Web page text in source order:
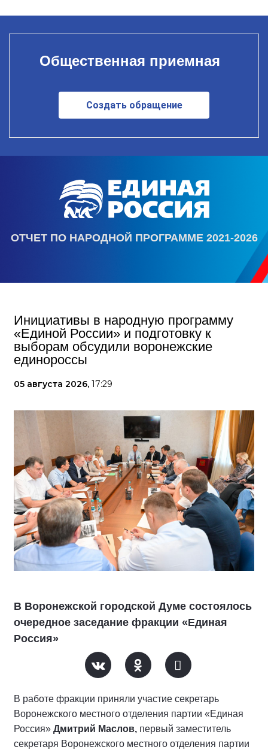
Общественная приемная
Создать обращение
ОТЧЕТ ПО НАРОДНОЙ ПРОГРАММЕ 2021-2026
Инициативы в народную программу
«Единой России» и подготовку к
выборам обсудили воронежские
единороссы
05 августа 2026, 17:29
В Воронежской городской Думе состоялось
очередное заседание фракции «Единая
Россия»
В работе фракции приняли участие секретарь
Воронежского местного отделения партии «Единая
Россия» Дмитрий Маслов, первый заместитель
секретаря Воронежского местного отделения партии